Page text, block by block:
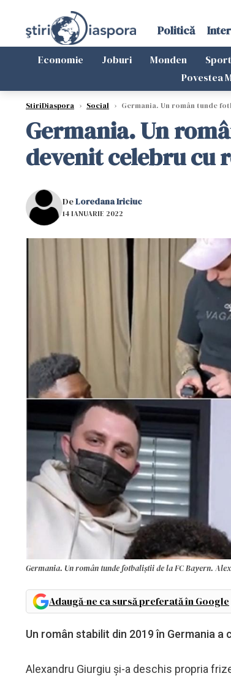
Politică
Economie Joburi Monden Sport
Povestea
StiriDiaspora › Social › Germania. Un român tunde
Germania. Un
devenit celebru cu
DeLoredana Iriciuc
14 IANUARIE 2022
Germania. Un român tunde fotbaliştii de la FC Bayern.
Adaugă-ne ca sursă preferată în Google
Un român stabilit din 2019 în Germania
Alexandru Giurgiu şi-a deschis propria